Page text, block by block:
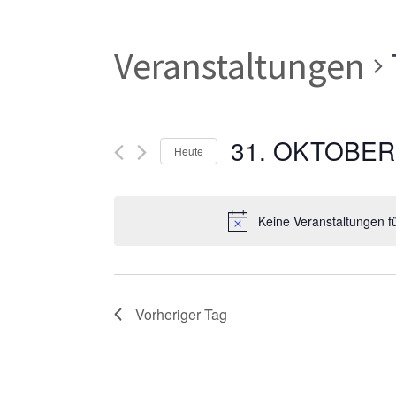
Keine Veranstaltungen
Veranstaltungen
Heute 31.
wählen.
Vorheriger Tag